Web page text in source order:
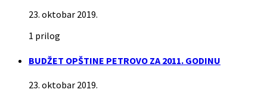
23. oktobar 2019.
1 prilog
BUDŽET OPŠTINE PETROVO ZA 2011. GODINU
23. oktobar 2019.